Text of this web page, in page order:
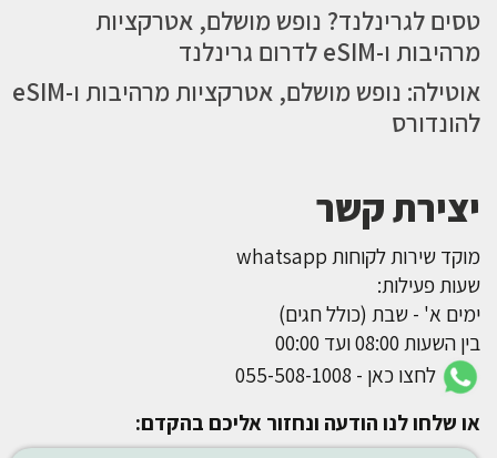
טסים לגרינלנד? נופש מושלם, אטרקציות
מרהיבות ו-eSIM לדרום גרינלנד
אוטילה: נופש מושלם, אטרקציות מרהיבות ו-eSIM
להונדורס
יצירת קשר
מוקד שירות לקוחות whatsapp
שעות פעילות:
ימים א' - שבת (כולל חגים)
בין השעות 08:00 ועד 00:00
לחצו כאן - 055-508-1008
או שלחו לנו הודעה ונחזור אליכם בהקדם: